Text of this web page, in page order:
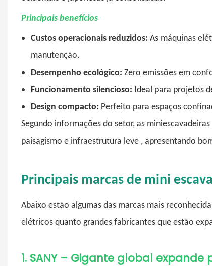
Principais benefícios
Custos operacionais reduzidos: As máquinas
manutenção.
Desempenho ecológico: Zero emissões em
Funcionamento silencioso: Ideal para projetos
Design compacto: Perfeito para espaços
Segundo informações do setor, as
paisagismo e infraestrutura leve , apresentando
Principais marcas de mini
Abaixo estão algumas das marcas mais
elétricos quanto grandes fabricantes que estão
1. SANY – Gigante global